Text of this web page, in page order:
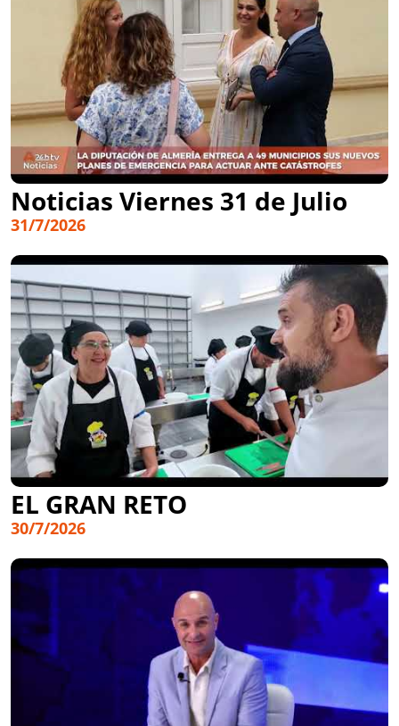
Noticias Viernes 31 de Julio
31/7/2026
EL GRAN RETO
30/7/2026